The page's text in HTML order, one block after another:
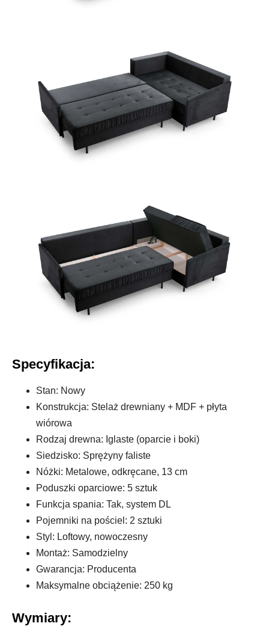
Specyfikacja:
Stan: Nowy
Konstrukcja: Stelaż drewniany + MDF + płyta
wiórowa
Rodzaj drewna: Iglaste (oparcie i boki)
Siedzisko: Sprężyny faliste
Nóżki: Metalowe, odkręcane, 13 cm
Poduszki oparciowe: 5 sztuk
Funkcja spania: Tak, system DL
Pojemniki na pościel: 2 sztuki
Styl: Loftowy, nowoczesny
Montaż: Samodzielny
Gwarancja: Producenta
Maksymalne obciążenie: 250 kg
Wymiary: